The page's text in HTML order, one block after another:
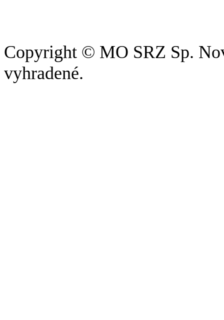
Copyright © MO SRZ Sp.
vyhradené.